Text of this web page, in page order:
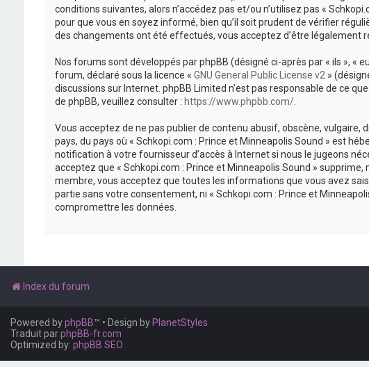
conditions suivantes, alors n’accédez pas et/ou n’utilisez pas «
pour que vous en soyez informé, bien qu’il soit prudent de vérifier
des changements ont été effectués, vous acceptez d’être légalement
Nos forums sont développés par phpBB (désigné ci-après par « ils », «
forum, déclaré sous la licence « GNU General Public License v2 »
discussions sur Internet. phpBB Limited n’est pas responsable de ce
de phpBB, veuillez consulter : https://www.phpbb.com/.
Vous acceptez de ne pas publier de contenu abusif, obscène,
pays, du pays où « Schkopi.com : Prince et Minneapolis Sound » est
notification à votre fournisseur d’accès à Internet si nous le jugeons
acceptez que « Schkopi.com : Prince et Minneapolis Sound »
membre, vous acceptez que toutes les informations que vous avez
partie sans votre consentement, ni « Schkopi.com : Prince et
compromettre les données.
Index du forum
Powered byphpBB™ • Design by PlanetStyles
Traduit parphpBB-fr.com
Optimized by: phpBB SEO